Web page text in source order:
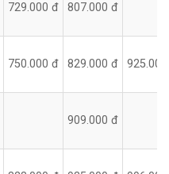
729.000 đ 807.000 đ
750.000 đ 829.000 đ
909.000 đ